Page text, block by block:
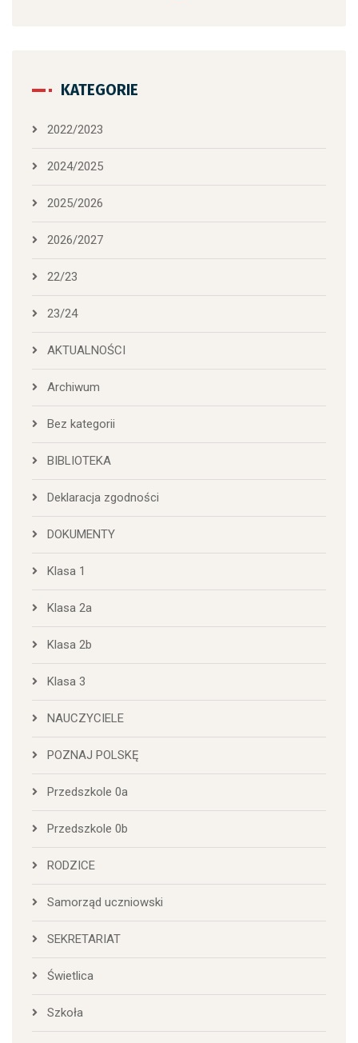
KATEGORIE
2022/2023
2024/2025
2025/2026
2026/2027
22/23
23/24
AKTUALNOŚCI
Archiwum
Bez kategorii
BIBLIOTEKA
Deklaracja zgodności
DOKUMENTY
Klasa 1
Klasa 2a
Klasa 2b
Klasa 3
NAUCZYCIELE
POZNAJ POLSKĘ
Przedszkole 0a
Przedszkole 0b
RODZICE
Samorząd uczniowski
SEKRETARIAT
Świetlica
Szkoła